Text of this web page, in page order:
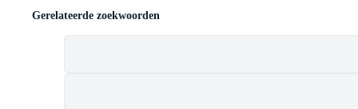
Gerelateerde zoekwoorden